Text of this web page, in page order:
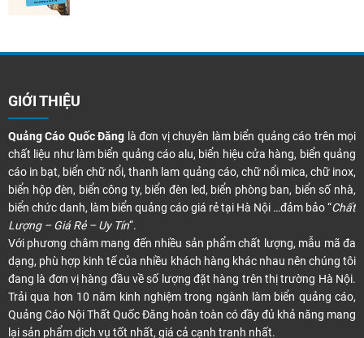
GIỚI THIỆU
Quảng Cáo Quốc Đăng là đơn vị chuyên làm biển quảng cáo trên mọi
chất liệu như làm biển quảng cáo alu, biển hiệu cửa hàng, biển quảng
cáo in bạt, biển chữ nổi, thanh lam quảng cáo, chữ nổi mica, chữ inox,
biển hộp đèn, biển công ty, biển đèn led, biển phòng ban, biển số nhà,
biển chức danh, làm biển quảng cáo giá rẻ tại Hà Nội …đảm bảo “Chất
Lượng – Giá Rẻ – Uy Tín“.
Với phương châm mang đến nhiều sản phẩm chất lượng, mẫu mã đa
dạng, phù hợp kinh tế của nhiều khách hàng khác nhau nên chúng tôi
đang là đơn vị hàng đầu về số lượng đặt hàng trên thị trường Hà Nội.
Trải qua hơn 10 năm kinh nghiệm trong ngành làm biển quảng cáo,
Quảng Cáo Nội Thất Quốc Đăng hoàn toàn có đầy đủ khả năng mang
lại sản phẩm dịch vụ tốt nhất, giá cả cạnh tranh nhất.